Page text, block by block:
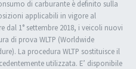
di carburante è definito sulla
applicabili in vigore al
1° settembre 2018, i veicoli nuovi
di prova WLTP (Worldwide
La procedura WLTP sostituisce il
utilizzata. E’ disponibile